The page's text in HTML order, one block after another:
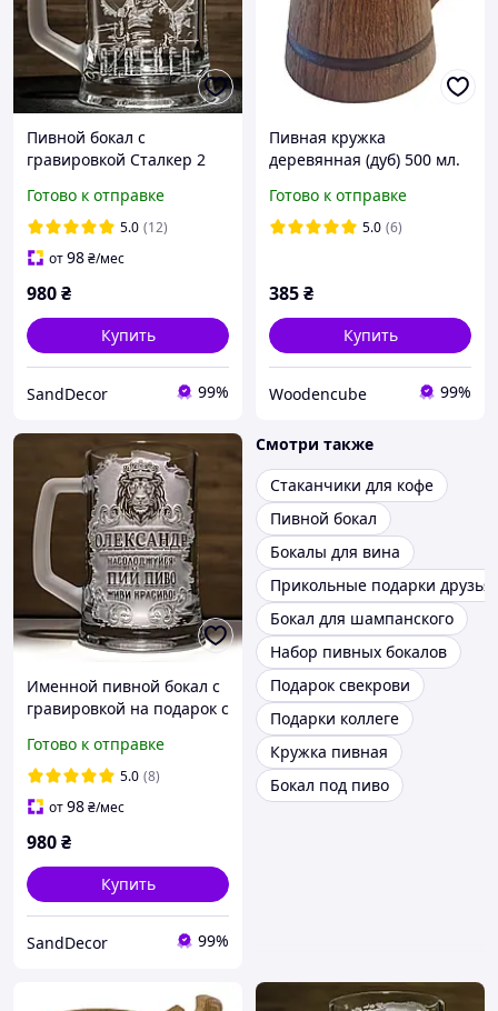
Пивной бокал с
гравировкой Сталкер 2
Готово к отправке
5.0 (12)
от98₴/мес
980₴
Купить
SandDecor 99%
Пивная кружка
деревянная (дуб) 500 мл.
Готово к отправке
5.0 (6)
385₴
Купить
Woodencube 99%
Именной пивной бокал с
гравировкой на подарок с
Живи красиво! С матовой
ручкой
Готово к отправке
5.0 (8)
от98₴/мес
980₴
Купить
SandDecor 99%
Смотри также
Стаканчики для кофе
Пивной бокал
Бокалы для вина
Прикольные подарки
Бокал для шампанского
Набор пивных бокалов
Подарок свекрови
Подарки коллеге
Кружка пивная
Бокал под пиво